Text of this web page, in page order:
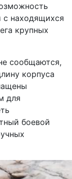
с находящихся
крупных
сообщаются,
корпуса
для
боевой